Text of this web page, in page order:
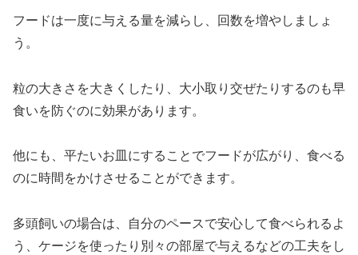
フードは一度に与える量を減らし、回数を増やしましょ
う。
粒の大きさを大きくしたり、大小取り交ぜたりするのも早
食いを防ぐのに効果があります。
他にも、平たいお皿にすることでフードが広がり、食べる
のに時間をかけさせることができます。
多頭飼いの場合は、自分のペースで安心して食べられるよ
う、ケージを使ったり別々の部屋で与えるなどの工夫をし